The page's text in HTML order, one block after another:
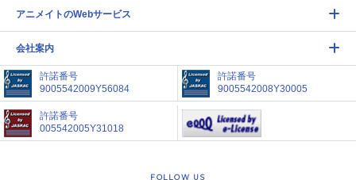
アニメイトのWebサービス
会社案内
許諾番号
9005542009Y56084
許諾番号
9005542008Y30005
許諾番号
005542005Y31018
FOLLOW US